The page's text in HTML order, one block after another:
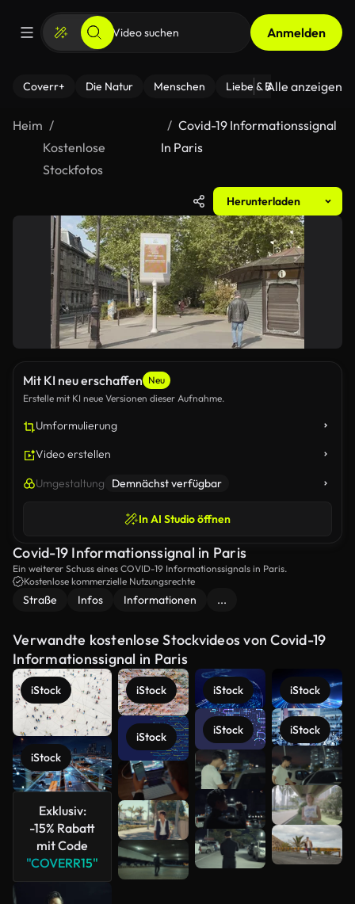
Anmelden
Coverr+ Die Natur Menschen Liebe & Beziehungen
Alle anzeigen
Heim
Kostenlose
Stockfotos
Covid-19 Informationssignal
In Paris
Herunterladen
Mit KI neu erschaffen Neu
Erstelle mit KI neue Versionen dieser Aufnahme.
Umformulierung
Video erstellen
Umgestaltung Demnächst verfügbar
In AI Studio öffnen
Covid-19 Informationssignal in Paris
Ein weiterer Schuss eines COVID-19 Informationssignals in Paris.
Kostenlose kommerzielle Nutzungsrechte
Straße Infos Informationen ...
Verwandte kostenlose Stockvideos von Covid-19
Informationssignal in Paris
iStock
iStock
Exklusiv:
-15% Rabatt
mit Code
"COVERR15"
iStock
iStock
iStock
iStock
iStock
iStock
Mehr
anzeigen